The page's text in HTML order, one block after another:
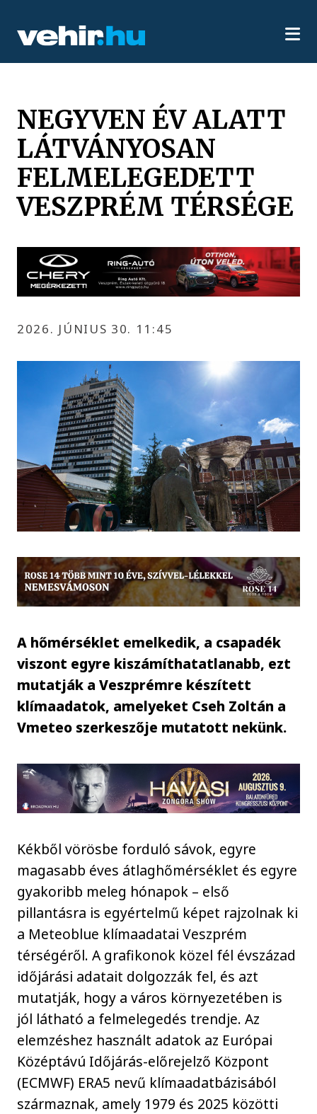
NEGYVEN ÉV ALATT
LÁTVÁNYOSAN
FELMELEGEDETT
VESZPRÉM TÉRSÉGE
2026. JÚNIUS 30. 11:45
A hőmérséklet emelkedik, a csapadék
viszont egyre kiszámíthatatlanabb, ezt
mutatják a Veszprémre készített
klímaadatok, amelyeket Cseh Zoltán a
Vmeteo szerkeszője mutatott nekünk.
Kékből vörösbe forduló sávok, egyre
magasabb éves átlaghőmérséklet és egyre
gyakoribb meleg hónapok – első
pillantásra is egyértelmű képet rajzolnak ki
a Meteoblue klímaadatai Veszprém
térségéről. A grafikonok közel fél évszázad
időjárási adatait dolgozzák fel, és azt
mutatják, hogy a város környezetében is
jól látható a felmelegedés trendje. Az
elemzéshez használt adatok az Európai
Középtávú Időjárás-előrejelző Központ
(ECMWF) ERA5 nevű klímaadatbázisából
származnak, amely 1979 és 2025 közötti